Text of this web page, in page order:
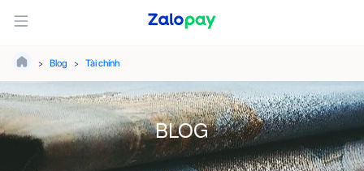
Blog Tài chính
BLOG